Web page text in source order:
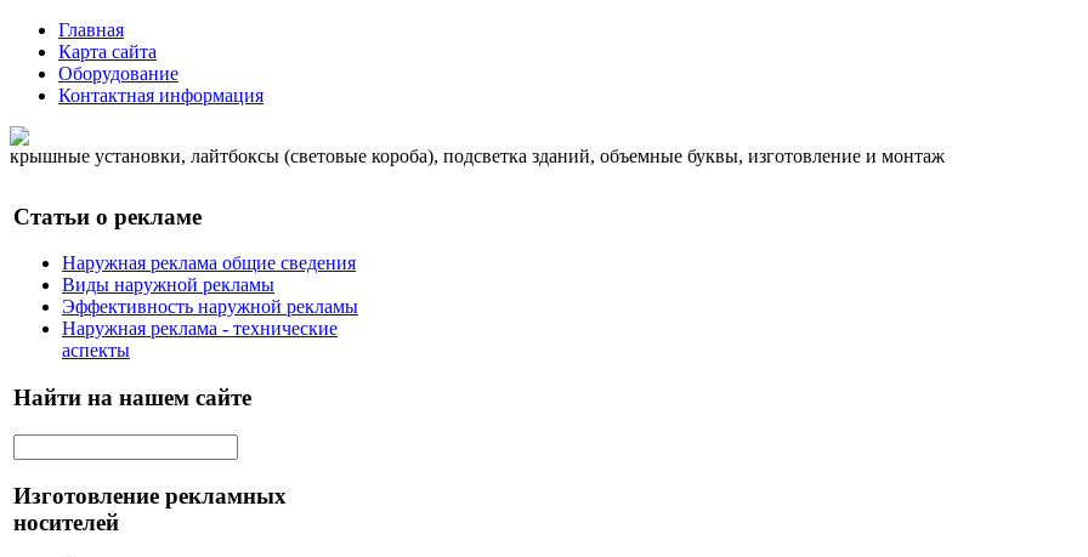
Главная
Карта сайта
Оборудование
Контактная информация
крышные установки, лайтбоксы (световые короба), подсветка зданий, объемные буквы, изготовление и монтаж
Статьи о рекламе
Наружная реклама общие сведения
Виды наружной рекламы
Эффективность наружной рекламы
Наружная реклама - технические
аспекты
Найти на нашем сайте
Изготовление рекламных
носителей